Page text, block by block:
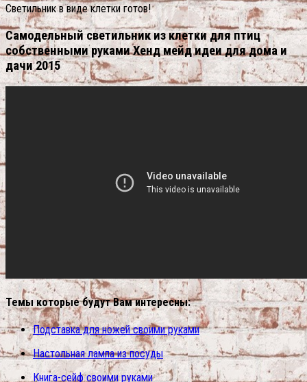
Светильник в виде клетки готов!
Самодельный светильник из клетки для птиц
собственными руками Хенд мейд идеи для дома и
дачи 2015
Темы которые будут Вам интересны:
Подставка для ножей своими руками
Настольная лампа из посуды
Книга-сейф своими руками